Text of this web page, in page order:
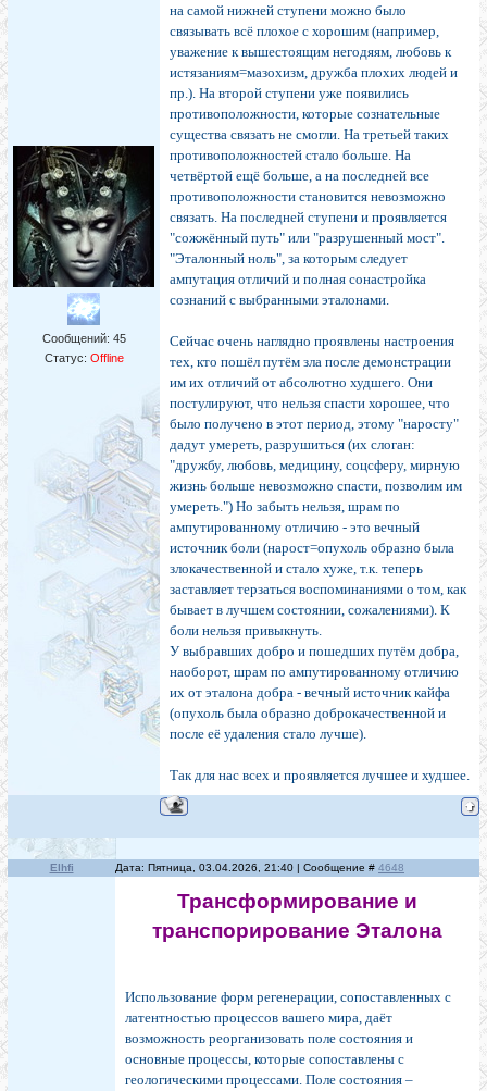
Сообщений: 45
Статус: Offline
на самой нижней ступени можно было
связывать всё плохое с хорошим (например,
уважение к вышестоящим негодяям, любовь к
истязаниям=мазохизм, дружба плохих людей и
пр.). На второй ступени уже появились
противоположности, которые сознательные
существа связать не смогли. На третьей таких
противоположностей стало больше. На
четвёртой ещё больше, а на последней все
противоположности становится невозможно
связать. На последней ступени и проявляется
"сожжённый путь" или "разрушенный мост".
"Эталонный ноль", за которым следует
ампутация отличий и полная сонастройка
сознаний с выбранными эталонами.
Сейчас очень наглядно проявлены настроения
тех, кто пошёл путём зла после демонстрации
им их отличий от абсолютно худшего. Они
постулируют, что нельзя спасти хорошее, что
было получено в этот период, этому "наросту"
дадут умереть, разрушиться (их слоган:
"дружбу, любовь, медицину, соцсферу, мирную
жизнь больше невозможно спасти, позволим им
умереть.") Но забыть нельзя, шрам по
ампутированному отличию - это вечный
источник боли (нарост=опухоль образно была
злокачественной и стало хуже, т.к. теперь
заставляет терзаться воспоминаниями о том, как
бывает в лучшем состоянии, сожалениями). К
боли нельзя привыкнуть.
У выбравших добро и пошедших путём добра,
наоборот, шрам по ампутированному отличию
их от эталона добра - вечный источник кайфа
(опухоль была образно доброкачественной и
после её удаления стало лучше).
Так для нас всех и проявляется лучшее и худшее.
Elhfi Дата: Пятница, 03.04.2026, 21:40 | Сообщение # 4648
Трансформирование и
транспорирование Эталона
Использование форм регенерации, сопоставленных с
латентностью процессов вашего мира, даёт
возможность реорганизовать поле состояния и
основные процессы, которые сопоставлены с
геологическими процессами. Поле состояния –